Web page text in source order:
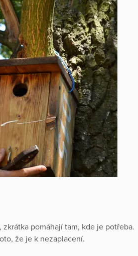
pomáhají tam, kde je potřeba.
že je k nezaplacení.